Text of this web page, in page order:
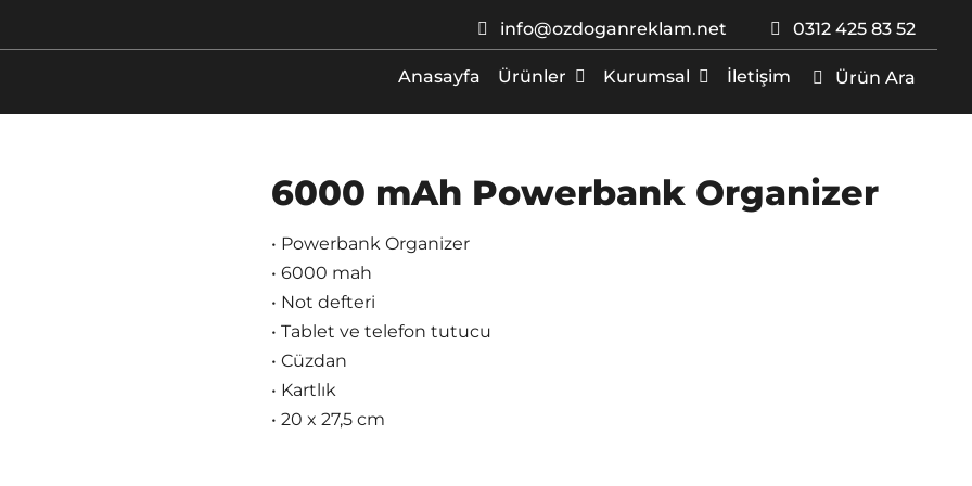
info@ozdoganreklam.net 0312 425 83 52
Anasayfa Ürünler Kurumsal İletişim Ürün Ara
6000 mAh Powerbank Organizer
• Powerbank Organizer
• 6000 mah
• Not defteri
• Tablet ve telefon tutucu
• Cüzdan
• Kartlık
• 20 x 27,5 cm